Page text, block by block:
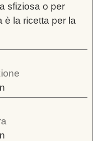
sfiziosa o per
è la ricetta per la